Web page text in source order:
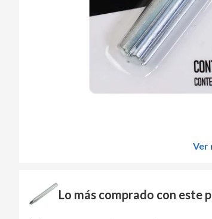
Ver
Lo más comprado con este